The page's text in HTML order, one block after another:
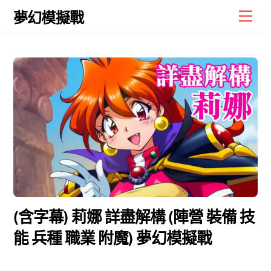
Skip
夢幻模擬戰
(含字幕) 莉娜 詳盡解構 (陣營 裝備 技
能 兵種 職業 附魔) 夢幻模擬戰